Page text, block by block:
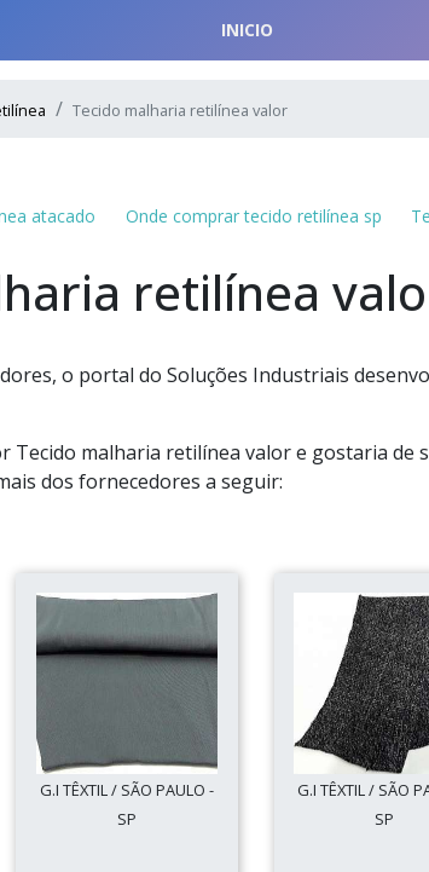
INICIO
Tecido malharia retilínea valor
atacado Onde comprar tecido retilínea sp
retilínea
o portal do Soluções Industriais
Tecido malharia retilínea valor e gostaria de
dos fornecedores a seguir:
G.I TÊXTIL / SÃO PAULO -
SP
G.I TÊXTIL / SÃO
SP